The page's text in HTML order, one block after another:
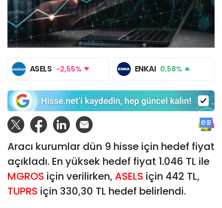
ASELS -2,55% ENKAI 0,58%
Aracı kurumlar dün 9 hisse için hedef fiyat
açıkladı. En yüksek hedef fiyat 1.046 TL ile
MGROS için verilirken, ASELS için 442 TL,
TUPRS için 330,30 TL hedef belirlendi.